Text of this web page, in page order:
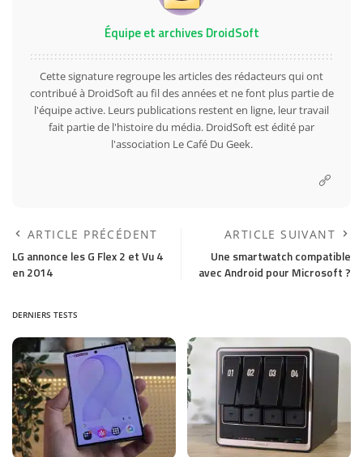
Équipe et archives DroidSoft
Cette signature regroupe les articles des rédacteurs qui ont
contribué à DroidSoft au fil des années et ne font plus partie de
l'équipe active. Leurs publications restent en ligne, leur travail
fait partie de l'histoire du média. DroidSoft est édité par
l'association Le Café Du Geek.
ARTICLE PRÉCÉDENT
LG annonce les G Flex 2 et Vu 4
en 2014
ARTICLE SUIVANT
Une smartwatch compatible
avec Android pour Microsoft ?
DERNIERS TESTS